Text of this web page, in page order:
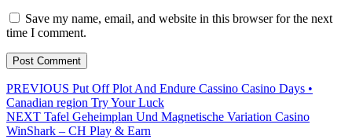
Save my name, email, and website in this browser for the next
time I comment.
Post
navigation
PREVIOUS Previous
post:
Put Off Plot And Endure Cassino Casino Days •
Canadian region Try Your Luck
NEXT Next
post:
Tafel Geheimplan Und Magnetische Variation Casino
WinShark – CH Play & Earn